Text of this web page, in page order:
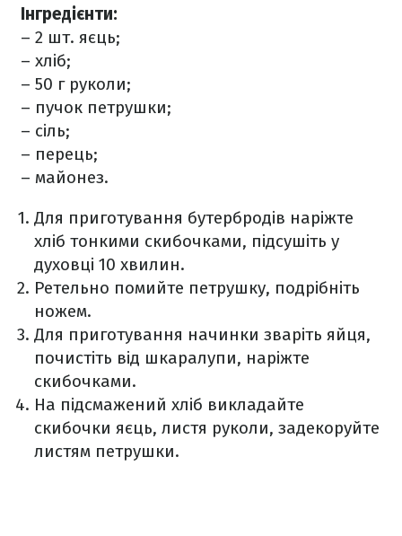
Інгредієнти:
– 2 шт. яєць;
– хліб;
– 50 г руколи;
– пучок петрушки;
– сіль;
– перець;
– майонез.
Для приготування бутербродів наріжте
хліб тонкими скибочками, підсушіть у
духовці 10 хвилин.
Ретельно помийте петрушку, подрібніть
ножем.
Для приготування начинки зваріть яйця,
почистіть від шкаралупи, наріжте
скибочками.
На підсмажений хліб викладайте
скибочки яєць, листя руколи, задекоруйте
листям петрушки.